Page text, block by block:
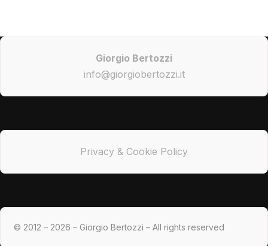
Giorgio Bertozzi
info@giorgiobertozzi.it
Privacy & Cookie Policy
© 2012 – 2026 – Giorgio Bertozzi – All rights reserved